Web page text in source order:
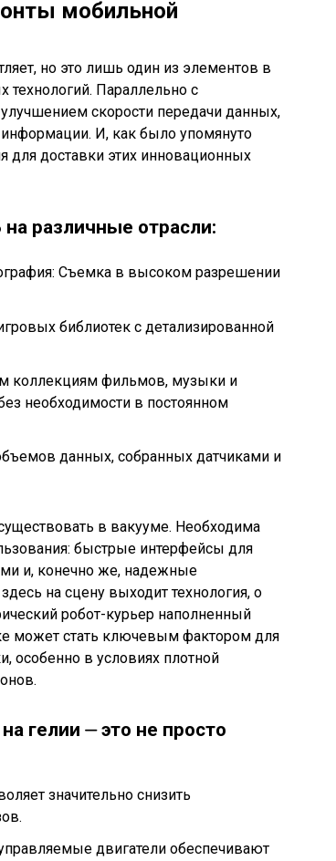
мобильной
но это лишь один из элементов в
Параллельно с
скорости передачи данных,
И, как было упомянуто
доставки этих инновационных
различные отрасли:
Съемка в высоком разрешении
библиотек с детализированной
коллекциям фильмов, музыки и
необходимости в постоянном
данных, собранных датчиками и
в вакууме. Необходима
быстрые интерфейсы для
и, конечно же, надежные
на сцену выходит технология, о
робот-курьер наполненный
может стать ключевым фактором для
особенно в условиях плотной
гелии ⏤ это не просто
значительно снизить
двигатели обеспечивают